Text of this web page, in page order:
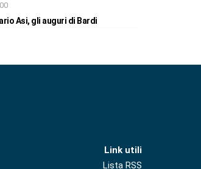
Asi, gli auguri di Bardi
Link utili
Lista RSS